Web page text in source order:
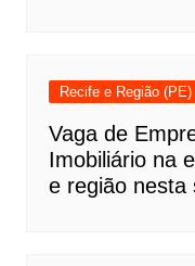
Recife e Região (PE)
Vaga de
Imobiliário na
e região nesta